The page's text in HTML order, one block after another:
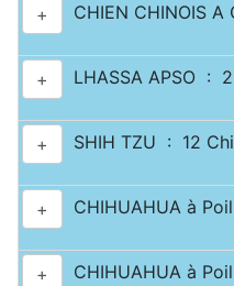
+ CHIEN CHINOIS
+ LHASSA APSO :
+ SHIH TZU : 12
+ CHIHUAHUA à
+ CHIHUAHUA à